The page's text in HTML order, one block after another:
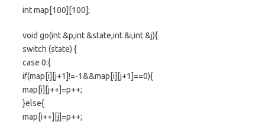
int map[100][100];
void go(int &p,int &state,int &i,int &j){
switch (state) {
case 0:{
if(map[i][j+1]!=-1&&map[i][j+1]==0){
map[i][j++]=p++;
}else{
map[i++][j]=p++;